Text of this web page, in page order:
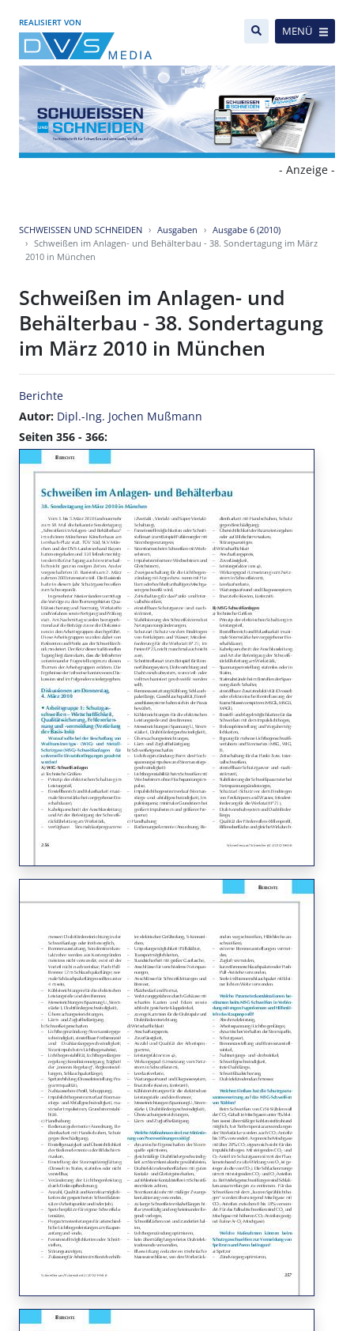
REALISIERT VON
MENÜ
- Anzeige -
SCHWEISSEN UND SCHNEIDEN Ausgaben
Ausgabe 6 (2010)
Schweißen im Anlagen- und Behälterbau - 38. Sondertagung im März
2010 in München
Schweißen im Anlagen- und
Behälterbau - 38. Sondertagung
im März 2010 in München
Berichte
Autor: Dipl.-Ing. Jochen Mußmann
Seiten 356 - 366: